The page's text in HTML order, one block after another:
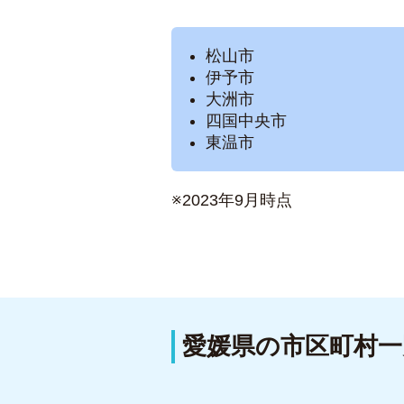
松山市
伊予市
大洲市
四国中央市
東温市
※2023年9月時点
愛媛県の市区町村